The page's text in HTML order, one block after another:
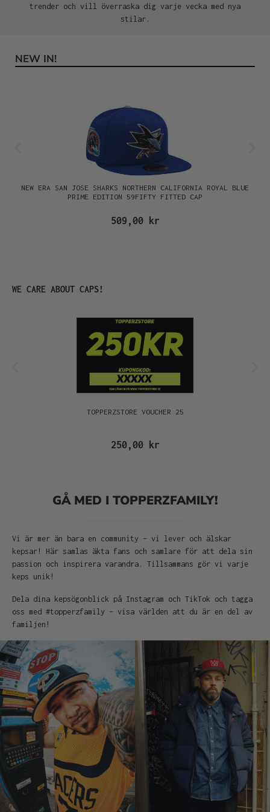
trender och vill överraska dig varje vecka med nya
stilar.
Hoppa över produktgalleri
NEW IN!
NEW ERA SAN JOSE SHARKS NORTHERN CALIFORNIA ROYAL BLUE
PRIME EDITION 59FIFTY FITTED CAP
509,00 kr
Hoppa över produktgalleri
WE CARE ABOUT CAPS!
TOPPERZSTORE VOUCHER 25
250,00 kr
GÅ MED I TOPPERZFAMILY!
Vi är mer än bara en community – vi lever och älskar
kepsar! Här samlas äkta fans och samlare för att dela sin
passion och inspirera varandra. Tillsammans gör vi varje
keps unik!
Dela dina kepsögonblick på Instagram och TikTok och tagga
oss med #topperzfamily – visa världen att du är en del av
familjen!